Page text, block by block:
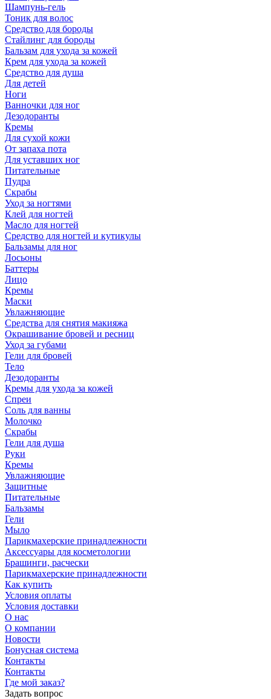
Шампунь-гель
Тоник для волос
Средство для бороды
Стайлинг для бороды
Бальзам для ухода за кожей
Крем для ухода за кожей
Средство для душа
Для детей
Ноги
Ванночки для ног
Дезодоранты
Кремы
Для сухой кожи
От запаха пота
Для уставших ног
Питательные
Пудра
Скрабы
Уход за ногтями
Клей для ногтей
Масло для ногтей
Средство для ногтей и кутикулы
Бальзамы для ног
Лосьоны
Баттеры
Лицо
Кремы
Маски
Увлажняющие
Средства для снятия макияжа
Окрашивание бровей и ресниц
Уход за губами
Гели для бровей
Тело
Дезодоранты
Кремы для ухода за кожей
Спреи
Соль для ванны
Молочко
Скрабы
Гели для душа
Руки
Кремы
Увлажняющие
Защитные
Питательные
Бальзамы
Гели
Мыло
Парикмахерские принадлежности
Аксессуары для косметологии
Брашинги, расчески
Парикмахерские принадлежности
Как купить
Условия оплаты
Условия доставки
О нас
О компании
Новости
Бонусная система
Контакты
Контакты
Где мой заказ?
Задать вопрос